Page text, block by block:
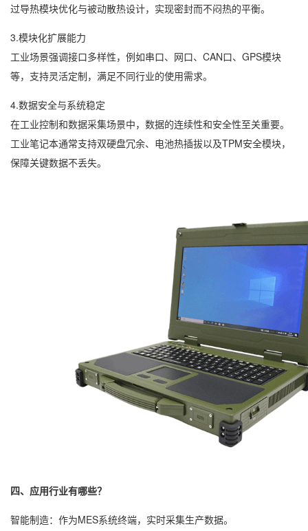
过导热模块优化与被动散热设计，实现密封而不闷热的平衡。
3.模块化扩展能力
工业场景强调接口多样性，例如串口、网口、CAN口、GPS模块
等，支持灵活定制，满足不同行业的使用需求。
4.数据安全与系统稳定
在工业控制和数据采集场景中，数据的连续性和安全性至关重要。
工业笔记本通常支持双硬盘冗余、电池热插拔以及TPM安全模块，
保障关键数据不丢失。
四、应用行业有哪些？
智能制造：作为MES系统终端，实时采集生产数据。